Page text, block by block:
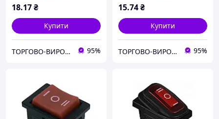
18.17₴
Купити
ТОРГОВО-ВИРОБНИЧА КОН­СТРУ­КТОР­СЬКА КОМПАНІЯ “ШАТТЛ" 95%
15.74₴
Купити
ТОРГОВО-ВИРОБНИЧА КОН­СТРУ­КТОР­СЬКА КОМПАНІЯ “ШАТТЛ" 95%